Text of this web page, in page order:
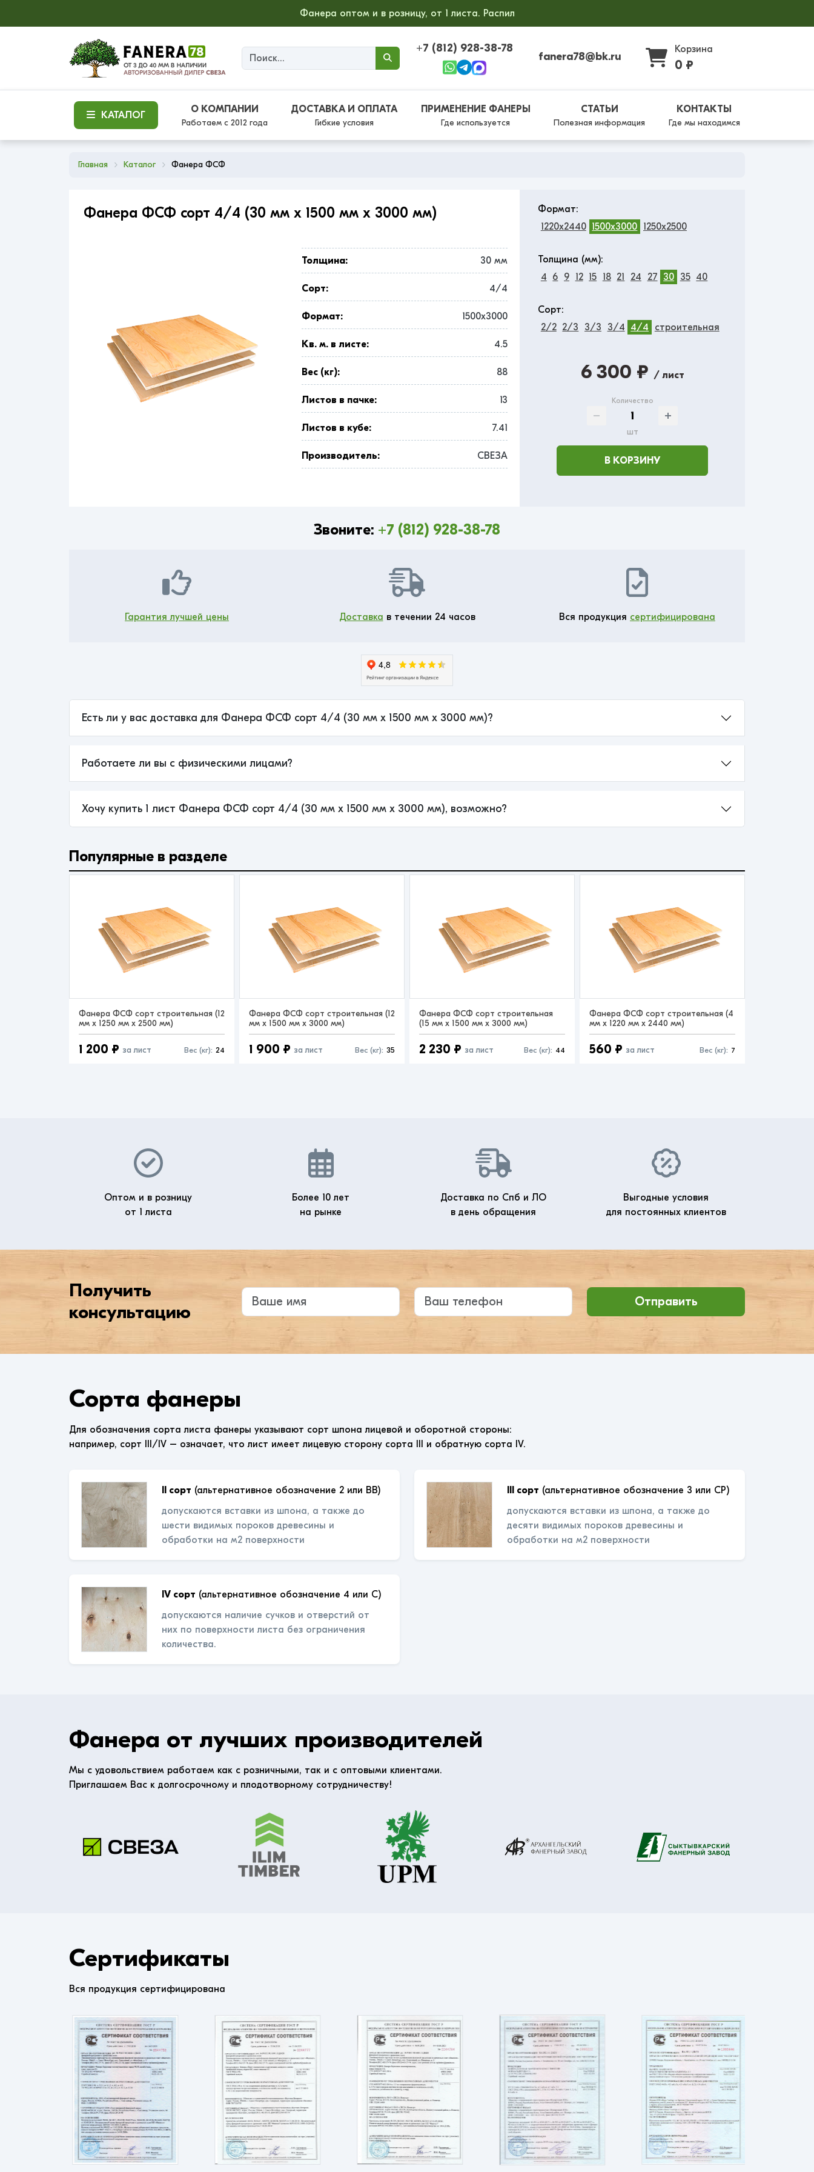
Фанера оптом и в розницу, от 1 листа. Распил
+7 (812) 928-38-78
fanera78@bk.ru
Корзина
0 ₽
КАТАЛОГ
О КОМПАНИИ
Работаем с 2012 года
ДОСТАВКА И ОПЛАТА
Гибкие условия
ПРИМЕНЕНИЕ ФАНЕРЫ
Где используется
СТАТЬИ
Полезная информация
КОНТАКТЫ
Где мы находимся
Главная Каталог Фанера ФСФ
Фанера ФСФ сорт 4/4 (30 мм x 1500 мм x 3000 мм)
Толщина: 30 мм
Сорт: 4/4
Формат: 1500x3000
Кв. м. в листе: 4.5
Вес (кг): 88
Листов в пачке: 13
Листов в кубе: 7.41
Производитель: СВЕЗА
Формат:
1220x2440 1500x3000 1250x2500
Толщина (мм):
4
6 9 12 15 18 21 24 27 30 35 40
Сорт:
2/2 2/3 3/3 3/4 4/4 строительная
6 300 ₽ / лист
Количество
шт
В КОРЗИНУ
Звоните: +7 (812) 928-38-78
Гарантия лучшей цены Доставка в течении 24 часов Вся продукция сертифицирована
Есть ли у вас доставка для Фанера ФСФ сорт 4/4 (30 мм x 1500 мм x 3000 мм)?
Работаете ли вы с физическими лицами?
Хочу купить 1 лист Фанера ФСФ сорт 4/4 (30 мм x 1500 мм x 3000 мм), возможно?
Популярные в разделе
Фанера ФСФ сорт строительная (12
мм x 1250 мм x 2500 мм)
1 200 ₽ за лист Вес (кг): 24
Фанера ФСФ сорт строительная (12
мм x 1500 мм x 3000 мм)
1 900 ₽ за лист Вес (кг): 35
Фанера ФСФ сорт строительная
(15 мм x 1500 мм x 3000 мм)
2 230 ₽ за лист Вес (кг): 44
Фанера ФСФ сорт строительная (4
мм x 1220 мм x 2440 мм)
560 ₽ за лист Вес (кг): 7
Оптом и в розницу
от 1 листа
Более 10 лет
на рынке
Доставка по Спб и ЛО
в день обращения
Выгодные условия
для постоянных клиентов
Получить
консультацию
Введите ваше имя Ваш телефон
Отправить
Сорта фанеры
Для обозначения сорта листа фанеры указывают сорт шпона лицевой и оборотной стороны:
например, сорт III/IV – означает, что лист имеет лицевую сторону сорта III и обратную сорта IV.
II сорт (альтернативное обозначение 2 или ВВ)
допускаются вставки из шпона, а также до
шести видимых пороков древесины и
обработки на м2 поверхности
III сорт (альтернативное обозначение 3 или СР)
допускаются вставки из шпона, а также до
десяти видимых пороков древесины и
обработки на м2 поверхности
IV сорт (альтернативное обозначение 4 или С)
допускаются наличие сучков и отверстий от
них по поверхности листа без ограничения
количества.
Фанера от лучших производителей
Мы с удовольствием работаем как с розничными, так и с оптовыми клиентами.
Приглашаем Вас к долгосрочному и плодотворному сотрудничеству!
Сертификаты
Вся продукция сертифицирована